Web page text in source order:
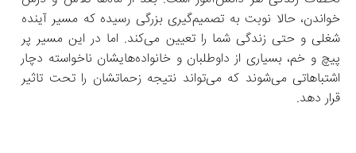
خواندن، حالا نوبت به تصمیم‌گیری بزرگی رسیده که مسیر آینده
شغلی و حتی زندگی شما را تعیین می‌کند. اما در این مسیر پر
پیچ و خم، بسیاری از داوطلبان و خانواده‌هایشان ناخواسته دچار
اشتباهاتی می‌شوند که می‌تواند نتیجه زحماتشان را تحت تاثیر
قرار دهد.